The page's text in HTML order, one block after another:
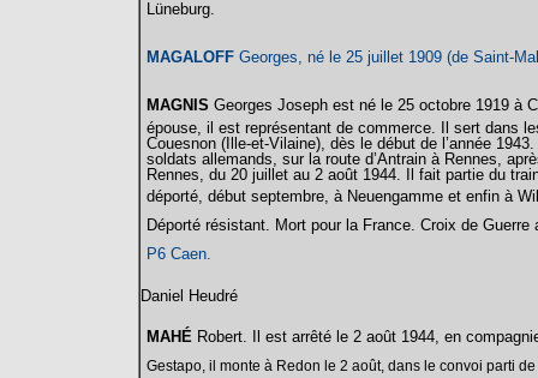
Lüneburg.
MAGALOFF Georges, né le 25 juillet 1909 (de Saint-
MAGNIS Georges Joseph est né le 25 octobre 1919 à
épouse, il est représentant de commerce. Il sert dans
Couesnon (Ille-et-Vilaine), dès le début de l’année
soldats allemands, sur la route d’Antrain à Rennes,
Rennes, du 20 juillet au 2 août 1944. Il fait partie du
déporté, début septembre, à Neuengamme et enfin à
Déporté résistant. Mort pour la France. Croix de
P6 Caen.
Daniel Heudré
MAHÉ Robert. Il est arrêté le 2 août 1944, en
Gestapo, il monte à Redon le 2 août, dans le convoi parti